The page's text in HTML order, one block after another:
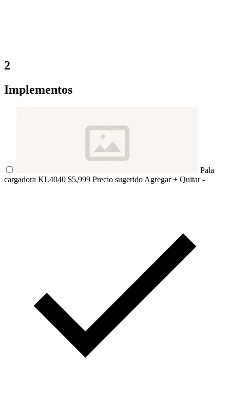
2
Implementos
Pala
cargadora KL4040 $5,999 Precio sugerido Agregar + Quitar -